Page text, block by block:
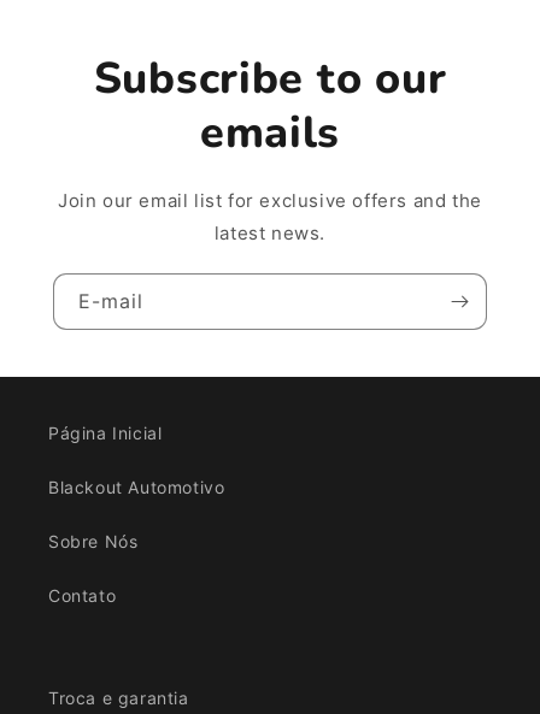
Subscribe to our
emails
Join our email list for exclusive offers and the
latest news.
E-mail
Página Inicial
Blackout Automotivo
Sobre Nós
Contato
Troca e garantia